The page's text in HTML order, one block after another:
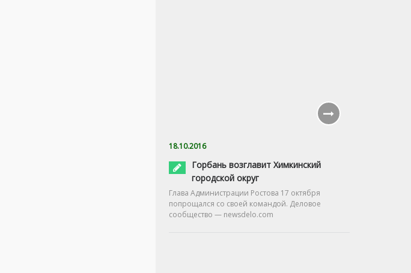
18.10.2016
Горбань возглавит Химкинский
городской округ
Глава Администрации Ростова 17 октября
попрощался со своей командой. Деловое
сообщество — newsdelo.com